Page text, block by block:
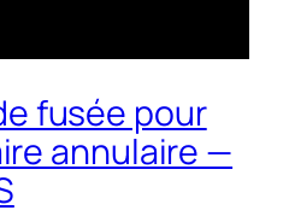
fusée pour
annulaire —